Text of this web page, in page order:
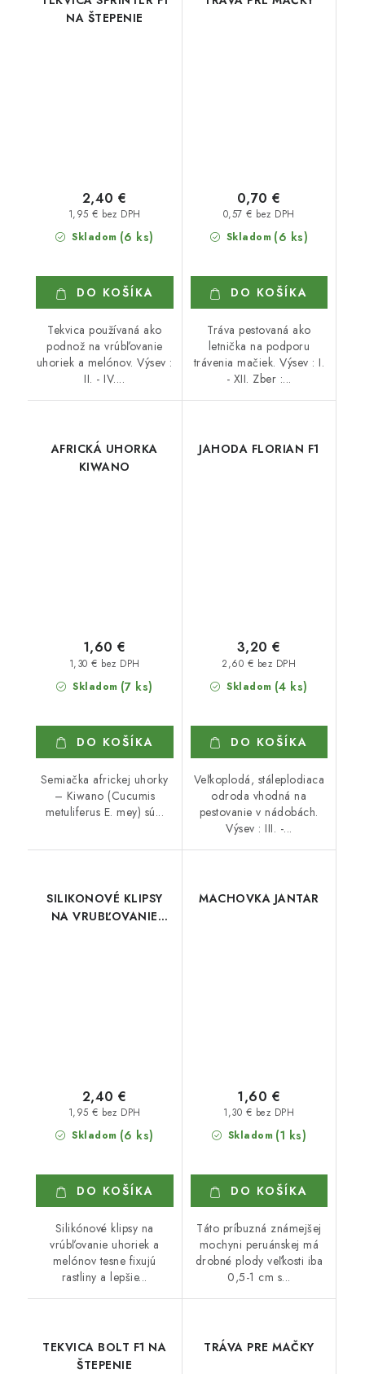
NA ŠTEPENIE
Skladom (6 ks)
1,95 € bez DPH
2,40 €
DO KOŠÍKA
Tekvica používaná ako
podnož na vrúbľovanie
uhoriek a melónov. Výsev :
II. - IV....
Skladom (6 ks)
0,57 € bez DPH
0,70 €
DO KOŠÍKA
Tráva pestovaná ako
letnička na podporu
trávenia mačiek. Výsev : I.
- XII. Zber :...
AFRICKÁ UHORKA
KIWANO
Skladom (7 ks)
1,30 € bez DPH
1,60 €
DO KOŠÍKA
Semiačka africkej uhorky
– Kiwano (Cucumis
metuliferus E. mey) sú...
JAHODA FLORIAN F1
Skladom (4 ks)
2,60 € bez DPH
3,20 €
DO KOŠÍKA
Veľkoplodá, stáleplodiaca
odroda vhodná na
pestovanie v nádobách.
Výsev : III. -...
SILIKONOVÉ KLIPSY
NA VRUBĽOVANIE
Skladom (6 ks)
1,95 € bez DPH
2,40 €
DO KOŠÍKA
Silikónové klipsy na
vrúbľovanie uhoriek a
melónov tesne fixujú
rastliny a lepšie...
MACHOVKA JANTAR
Skladom (1 ks)
1,30 € bez DPH
1,60 €
DO KOŠÍKA
Táto príbuzná známejšej
mochyni peruánskej má
drobné plody veľkosti iba
0,5-1 cm s...
TEKVICA BOLT F1 NA
ŠTEPENIE
TRÁVA PRE MAČKY